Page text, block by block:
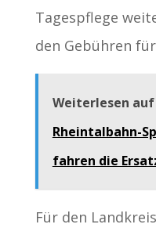
Tagespflege
den Gebühren
Weiterlesen auf
Rheintalbahn-
fahren die
Für den